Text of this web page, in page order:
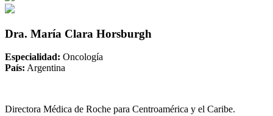
Dra. María Clara Horsburgh
Especialidad: Oncología
País: Argentina
Directora Médica de Roche para Centroamérica y el Caribe.